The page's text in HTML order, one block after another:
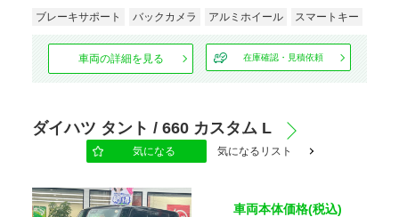
ブレーキサポート バックカメラ アルミホイール スマートキー
車両の詳細を見る 在庫確認・見積依頼
ダイハツ タント / 660 カスタム L
気になる 気になるリスト
車両本体価格(税込)